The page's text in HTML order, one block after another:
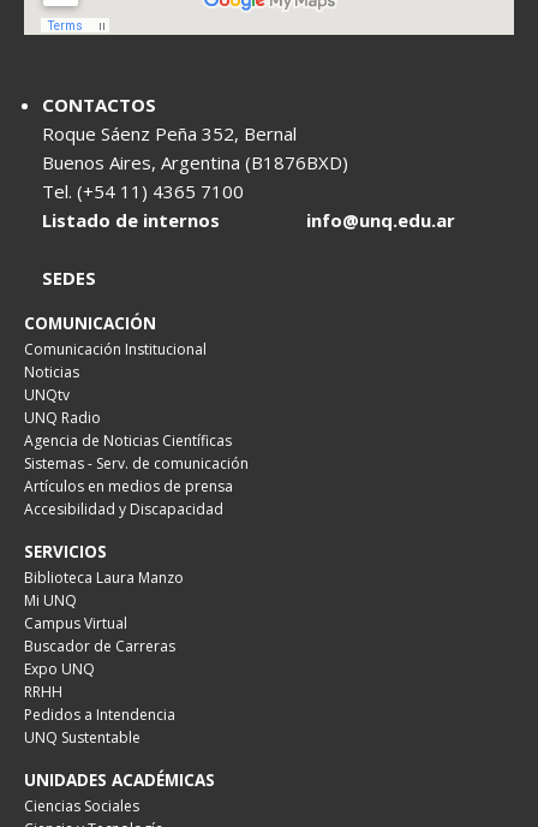
CONTACTOS
Roque Sáenz Peña 352, Bernal
Buenos Aires, Argentina (B1876BXD)
Tel. (+54 11) 4365 7100
Listado de internos
info@unq.edu.ar
SEDES
COMUNICACIÓN
Comunicación Institucional
Noticias
UNQtv
UNQ Radio
Agencia de Noticias Científicas
Sistemas - Serv. de comunicación
Artículos en medios de prensa
Accesibilidad y Discapacidad
SERVICIOS
Biblioteca Laura Manzo
Mi UNQ
Campus Virtual
Buscador de Carreras
Expo UNQ
RRHH
Pedidos a Intendencia
UNQ Sustentable
UNIDADES ACADÉMICAS
Ciencias Sociales